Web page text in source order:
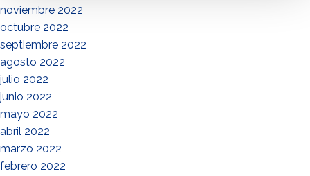
noviembre 2022
octubre 2022
septiembre 2022
agosto 2022
julio 2022
junio 2022
mayo 2022
abril 2022
marzo 2022
febrero 2022